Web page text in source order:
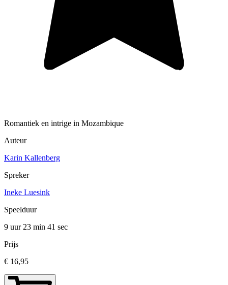
Romantiek en intrige in Mozambique
Auteur
Karin Kallenberg
Spreker
Ineke Luesink
Speelduur
9 uur 23 min 41 sec
Prijs
€ 16,95